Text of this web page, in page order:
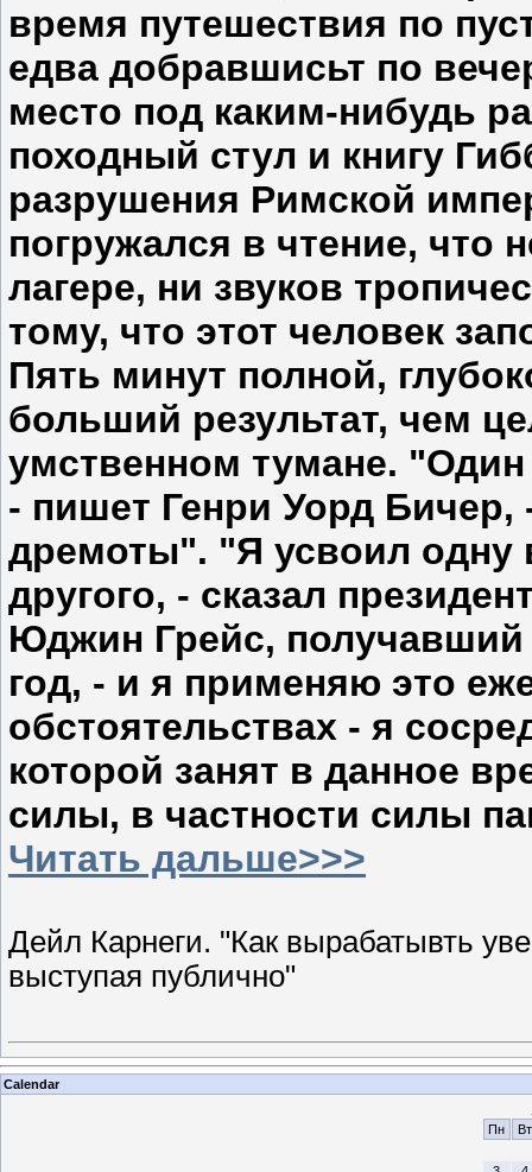
время путешествия по
едва добравшисьт по
место под каким-нибудь
походный стул и книгу
разрушения Римской
погружался в чтение, что
лагере, ни звуков
тому, что этот человек
Пять минут полной,
больший результат, чем
умственном тумане. "Один
- пишет Генри Уорд
дремоты". "Я усвоил одну
другого, - сказал
Юджин Грейс,
год, - и я применяю это
обстоятельствах - я
которой занят в данное
силы, в частности силы
Читать дальше>>>
Дейл Карнеги. "Как вырабатывть
выступая публично"
Calendar
Пн
Вт